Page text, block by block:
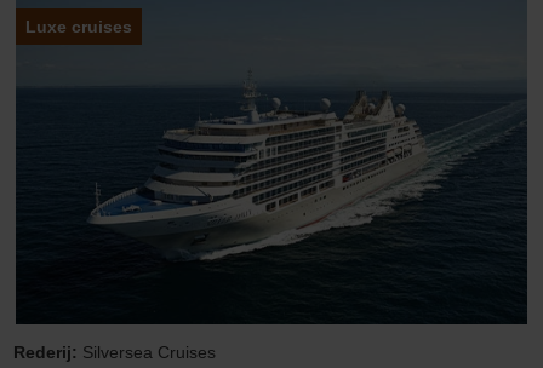
Luxe cruises
Rederij: Silversea Cruises